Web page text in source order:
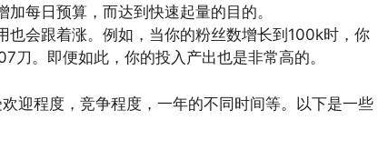
每日预算，而达到快速起量的目的。
也会跟着涨。例如，当你的粉丝数增长到100k时，你
。即便如此，你的投入产出也是非常高的。
迎程度，竞争程度，一年的不同时间等。以下是一些